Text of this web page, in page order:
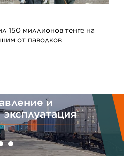
150 миллионов тенге на
от паводков
и